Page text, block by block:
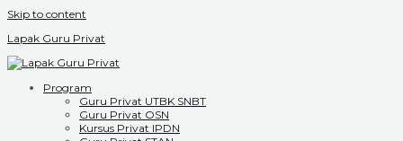
Skip to content
Lapak Guru Privat
Program
Guru Privat UTBK SNBT
Guru Privat OSN
Kursus Privat IPDN